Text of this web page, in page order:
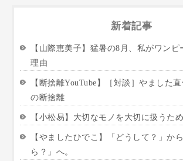
新着記事
【山際恵美子】猛暑の8月、私がワン
理由
【断捨離YouTube】［対談］やました
の断捨離
【小松易】大切なモノを大切に扱うた
【やましたひでこ】「どうして？」か
ら？」へ。